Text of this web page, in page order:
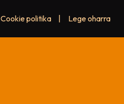
Cookie politika Lege oharra